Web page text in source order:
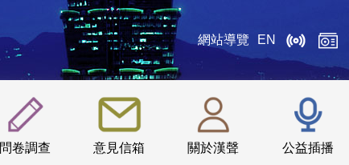
網站導覽 EN
問卷調查 意見信箱 關於漢聲 公益插播
:::